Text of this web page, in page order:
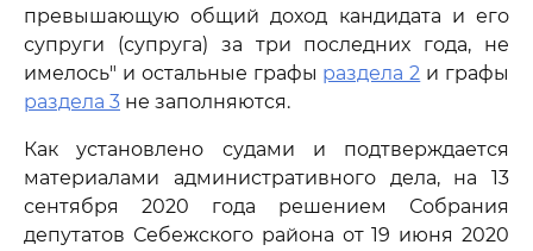
превышающую общий доход кандидата и его
супруги (супруга) за три последних года, не
имелось" и остальные графы раздела 2 и графы
раздела 3 не заполняются.
Как установлено судами и подтверждается
материалами административного дела, на 13
сентября 2020 года решением Собрания
депутатов Себежского района от 19 июня 2020